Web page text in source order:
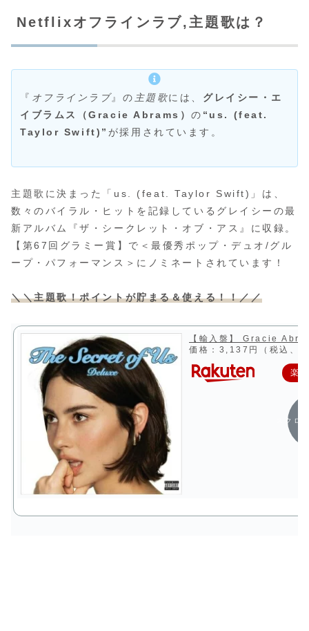
Netflixオフラインラブ,主題歌は？
『 オフラインラブ』の 主題歌には、 グレイシー・エ
イブラムス（Gracie Abrams）の “us. (feat.
Taylor Swift)” が採用されています。
主題歌に決まった「us. (feat. Taylor Swift)」は、
数々のバイラル・ヒットを記録しているグレイシーの最
新アルバム『ザ・シークレット・オブ・アス』に収録。
【第67回グラミー賞】で＜最優秀ポップ・デュオ/グル
ープ・パフォーマンス＞にノミネートされています！
＼＼主題歌！ポイントが貯まる＆使える！！／／
【輸入盤】 Gracie
価格：3,137円（税込、
楽
スクロ